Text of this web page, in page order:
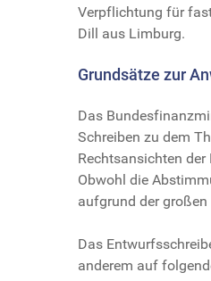
Verpflichtung für
Dill aus Limburg.
Grundsätze zur
Das
Schreiben zu dem
Rechtsansichten der
Obwohl die
aufgrund der
Das
anderem auf